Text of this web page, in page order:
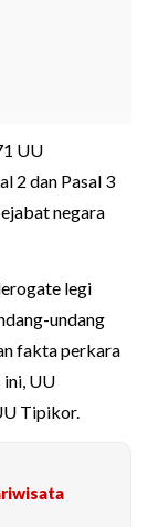
UU
2 dan Pasal 3
negara
legi
undang
fakta perkara
ini, UU
Tipikor.